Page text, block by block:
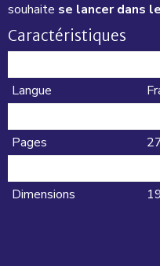
souhaite se lancer dans
Caractéristiques
Langue
Pages
Dimensions